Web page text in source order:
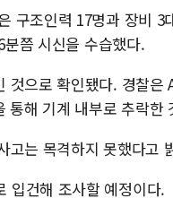
구조인력 17명과 장비
쯤 시신을 수습했다.
으로 확인됐다. 경찰은
해 기계 내부로 추락한
는 목격하지 못했다고
입건해 조사할 예정이다.